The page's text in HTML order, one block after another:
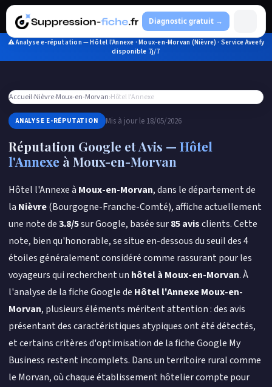
Diagnostic gratuit →
Aller
contenu
⚠ Analyse e-réputation — Hôtel l'Annexe · Moux-en-Morvan (Nièvre) · Service Aveefy
disponible 7j/7
Accueil›Nièvre›Moux-en-Morvan›Hôtel l'Annexe
ANALYSE E-RÉPUTATION Mis à jour le 18/05/2026
Réputation Google et Avis — Hôtel
l'Annexe à Moux-en-Morvan
Hôtel l'Annexe à Moux-en-Morvan, dans le département de
la Nièvre(Bourgogne-Franche-Comté), affiche actuellement
une note de3.8/5sur Google, basée sur85 avisclients. Cette
note, bien qu'honorable, se situe en-dessous du seuil des 4
étoiles généralement considéré comme rassurant pour les
voyageurs qui recherchent un hôtel à Moux-en-Morvan. À
l'analyse de la fiche Google de Hôtel l'Annexe Moux-en-
Morvan, plusieurs éléments méritent attention : des avis
présentant des caractéristiques atypiques ont été détectés,
et certains critères d'optimisation de la fiche Google My
Business restent incomplets. Dans un territoire rural comme
le Morvan, où chaque établissement hôtelier compte pour